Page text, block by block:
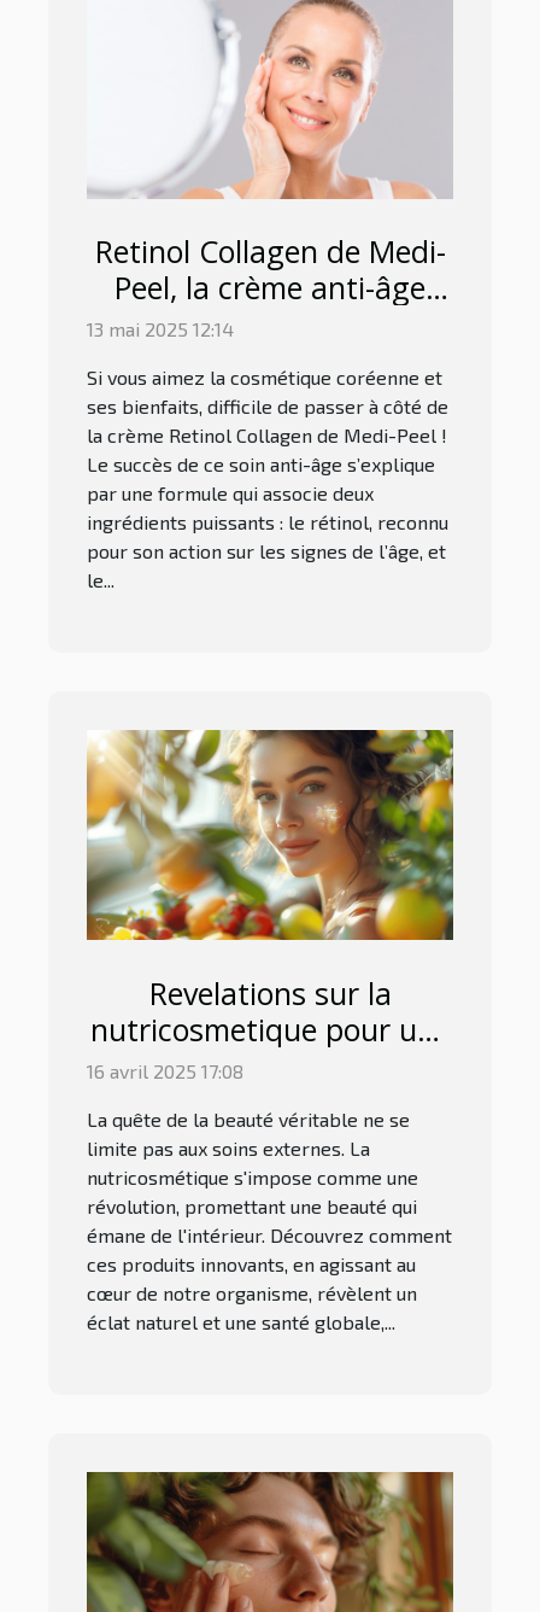
Retinol Collagen de Medi-
Peel, la crème anti-âge
que tout le monde
s’arrache
13 mai 2025 12:14
Si vous aimez la cosmétique coréenne et
ses bienfaits, difficile de passer à côté de
la crème Retinol Collagen de Medi-Peel !
Le succès de ce soin anti-âge s’explique
par une formule qui associe deux
ingrédients puissants : le rétinol, reconnu
pour son action sur les signes de l’âge, et
le...
Revelations sur la
nutricosmetique pour une
beauté qui vient de
16 avril 2025 17:08
La quête de la beauté véritable ne se
limite pas aux soins externes. La
nutricosmétique s'impose comme une
révolution, promettant une beauté qui
émane de l'intérieur. Découvrez comment
ces produits innovants, en agissant au
cœur de notre organisme, révèlent un
éclat naturel et une santé globale,...